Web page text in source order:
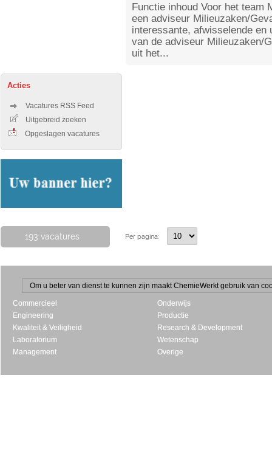
Functie inhoud Voor het team
een adviseur Milieuzaken/
interessante, afwisselende en
van de adviseur Milieuzaken/
uit het...
Acties
Vacatures RSS Feed
Uitgebreid zoeken
Opgeslagen vacatures
193 vacatures Per pagina:
Om u beter van dienst te kunnen zijn maakt ChemieWerkt gebruik van
Commercieel
Engineering
Kwaliteit & Veiligheid
Laboratorium
Management
Onderwijs
Productie
Research & Development
Wetenschap
Overige